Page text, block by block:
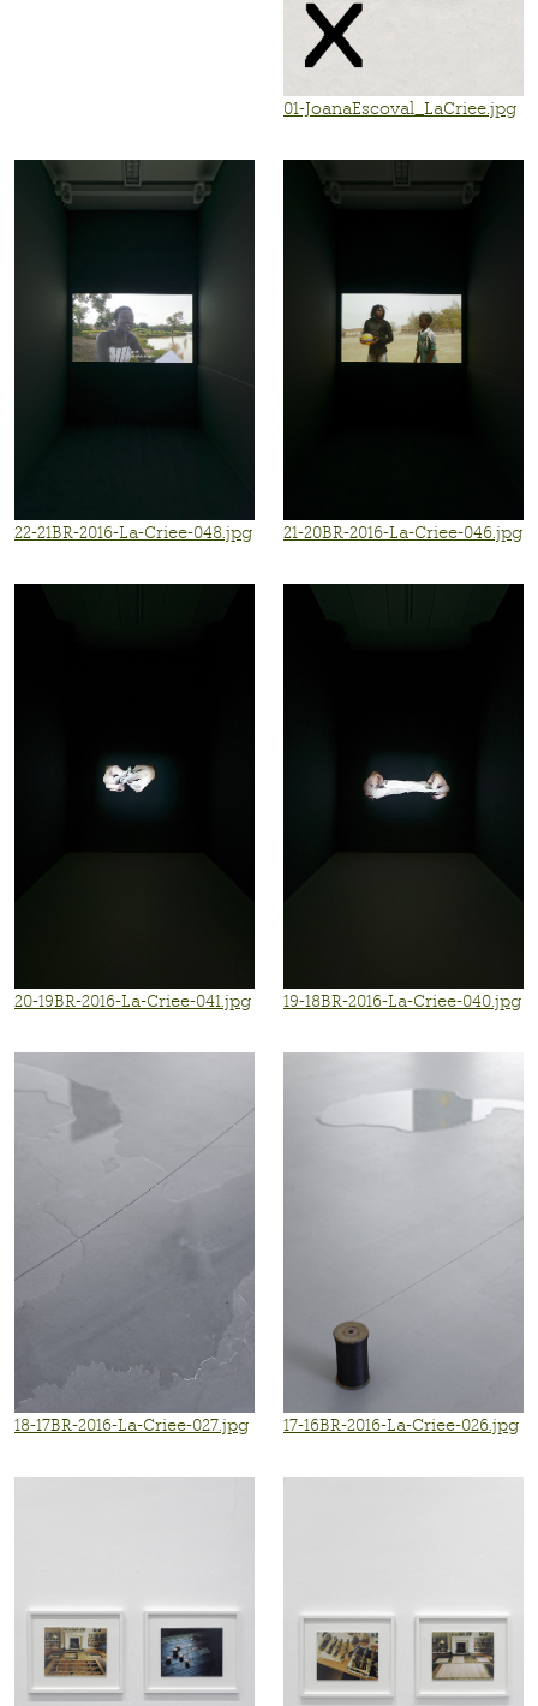
01-JoanaEscoval_LaCriee.jpg
22-21BR-2016-La-Criee-048.jpg 21-20BR-2016-La-Criee-046.jpg
20-19BR-2016-La-Criee-041.jpg 19-18BR-2016-La-Criee-040.jpg
18-17BR-2016-La-Criee-027.jpg 17-16BR-2016-La-Criee-026.jpg